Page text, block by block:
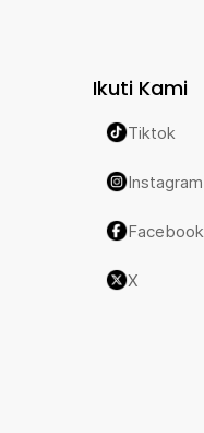
Ikuti Kami
Tiktok
Instagram
Facebook
X